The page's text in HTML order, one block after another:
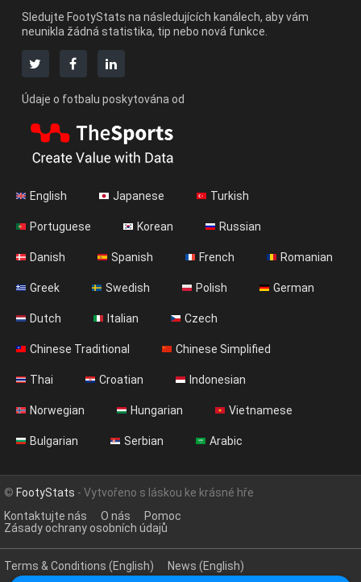
Sledujte FootyStats na následujících kanálech, aby vám
neunikla žádná statistika, tip nebo nová funkce.
Údaje o fotbalu poskytována od
English Japanese Turkish
Portuguese Korean Russian
Danish Spanish French Romanian
Greek Swedish Polish German
Dutch Italian Czech
Chinese Traditional Chinese Simplified
Thai Croatian Indonesian
Norwegian Hungarian Vietnamese
Bulgarian Serbian Arabic
© FootyStats - Vytvořeno s láskou ke krásné hře
Kontaktujte nás
O nás
Pomoc
Zásady ochrany osobních údajů
Terms & Conditions (English) News (English)